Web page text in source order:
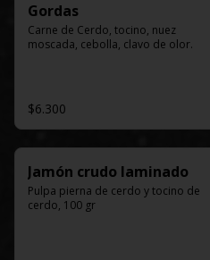
Gordas
Carne de Cerdo, tocino, nuez
moscada, cebolla, clavo de olor.
$6.300
Jamón crudo laminado
Pulpa pierna de cerdo y tocino de
cerdo, 100 gr